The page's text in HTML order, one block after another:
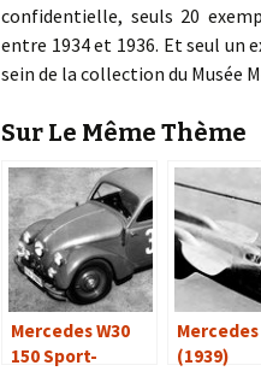
confidentielle, seuls 20
entre 1934 et 1936. Et seul un
sein de la collection du Musée
Sur Le Même Thème
Mercedes W30
150 Sport-
(1939)